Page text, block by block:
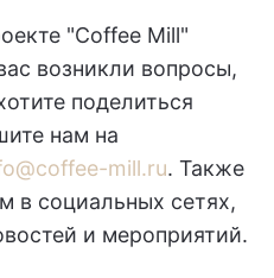
"Coffee Mill"
возникли вопросы,
поделиться
нам на
mill.ru. Также
в социальных сетях,
и мероприятий.